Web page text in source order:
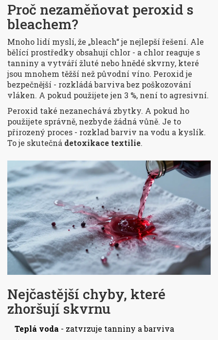
Proč nezaměňovat peroxid s
bleachem?
Mnoho lidí myslí, že „bleach“ je nejlepší řešení. Ale
bělící prostředky obsahují chlor - a chlor reaguje s
tanniny a vytváří žluté nebo hnědé skvrny, které
jsou mnohem těžší než původní víno. Peroxid je
bezpečnější - rozkládá barviva bez poškozování
vláken. A pokud použijete jen 3 %, není to agresivní.
Peroxid také nezanechává zbytky. A pokud ho
použijete správně, nezbyde žádná vůně. Je to
přirozený proces - rozklad barviv na vodu a kyslík.
To je skutečná detoxikace textilie.
Nejčastější chyby, které
zhoršují skvrnu
Teplá voda - zatvrzuje tanniny a barviva